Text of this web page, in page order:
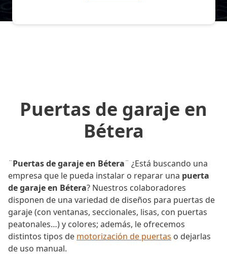
Puertas de garaje en
Bétera
¨Puertas de garaje en Bétera¨ ¿Está buscando una
empresa que le pueda instalar o reparar una puerta
de garaje en Bétera? Nuestros colaboradores
disponen de una variedad de diseños para puertas de
garaje (con ventanas, seccionales, lisas, con puertas
peatonales…) y colores; además, le ofrecemos
distintos tipos de motorización de puertas o dejarlas
de uso manual.